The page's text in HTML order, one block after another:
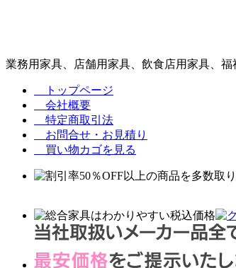
業務用家具、店舗用家具、飲食店用家具、
トップページ
会社概要
特定商取引法
お問合せ・お見積り
買い物カゴを見る